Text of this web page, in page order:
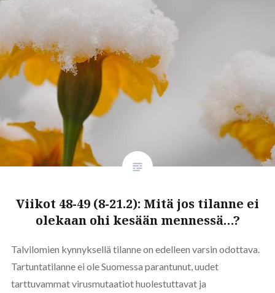
Viikot 48-49 (8-21.2): Mitä jos tilanne ei
olekaan ohi kesään mennessä…?
Talvilomien kynnyksellä tilanne on edelleen varsin odottava.
Tartuntatilanne ei ole Suomessa parantunut, uudet
tarttuvammat virusmutaatiot huolestuttavat ja